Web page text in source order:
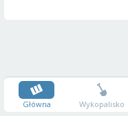
Główna Wykopalisko